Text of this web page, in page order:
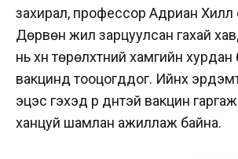
захирал, профессор Адриан
Дөрвөн жил зарцуулсан гахай
нь хүн төрөлхтний хамгийн хурдан
вакцинд тооцогддог. Ийнхүү
эцэс гэхэд үр дүнтэй вакцин
ханцуй шамлан ажиллаж байна.